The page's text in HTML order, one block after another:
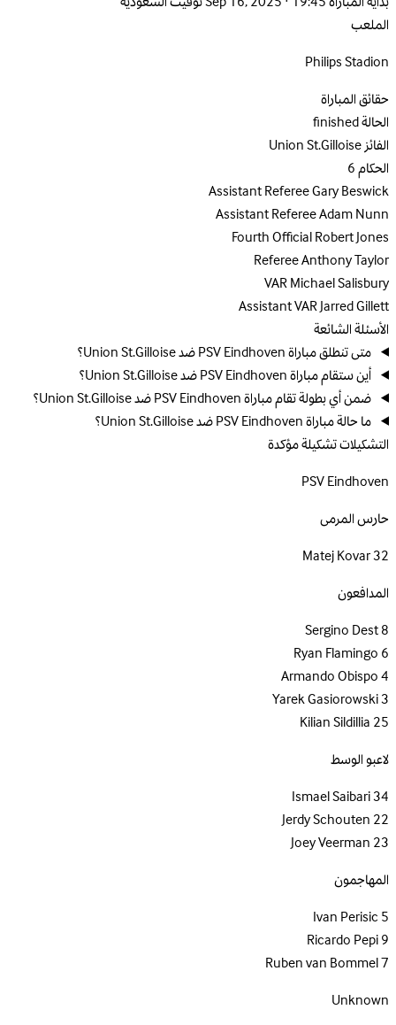
الملعب
Philips Stadion
حقائق المباراة
الحالةfinished
الفائزUnion St.Gilloise
الحكام6
Assistant RefereeGary Beswick
Assistant RefereeAdam Nunn
Fourth OfficialRobert Jones
RefereeAnthony Taylor
VARMichael Salisbury
Assistant VARJarred Gillett
الأسئلة الشائعة
متى تنطلق مباراة PSV Eindhoven ضد Union St.Gilloise؟
أين ستقام مباراة PSV Eindhoven ضد Union St.Gilloise؟
ضمن أي بطولة تقام مباراة PSV Eindhoven ضد Union St.Gilloise؟
ما حالة مباراة PSV Eindhoven ضد Union St.Gilloise؟
التشكيلاتتشكيلة مؤكدة
PSV Eindhoven
حارس المرمى
32
Matej Kovar
المدافعون
8
Sergino Dest
6
Ryan Flamingo
4
Armando Obispo
3
Yarek Gasiorowski
25
Kilian Sildillia
لاعبو الوسط
34
Ismael Saibari
22
Jerdy Schouten
23
Joey Veerman
المهاجمون
5
Ivan Perisic
9
Ricardo Pepi
7
Ruben van Bommel
Unknown